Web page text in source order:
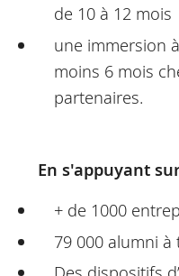
de 10 à 12 mois
une immersion
moins 6 mois
partenaires.
En s'appuyant
+ de 1000
79 000 alumni